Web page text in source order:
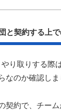
と契約する上
り取りする際
なのか確認しま
契約で、チー